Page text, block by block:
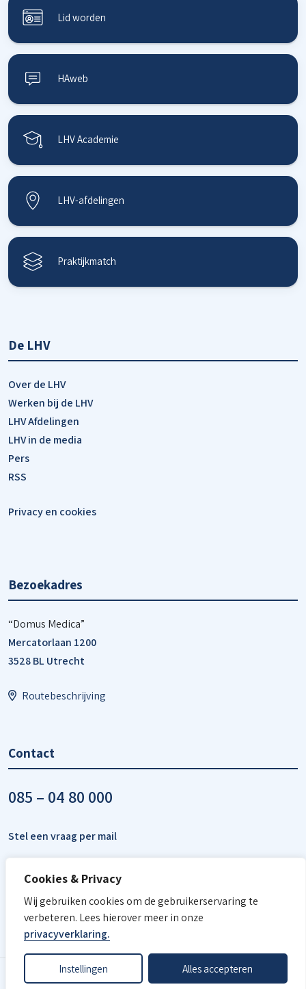
Cookies & Privacy
Wij gebruiken cookies om de gebruikerservaring te
verbeteren. Lees hierover meer in onze
privacyverklaring.
Instellingen Alles accepteren
Lid worden
HAweb
LHV Academie
LHV-afdelingen
Praktijkmatch
De LHV
Over de LHV
Werken bij de LHV
LHV Afdelingen
LHV in de media
Pers
RSS
Privacy en cookies
Bezoekadres
“Domus Medica”
Mercatorlaan 1200
3528 BL Utrecht
Routebeschrijving
Contact
085 – 04 80 000
Stel een vraag per mail
© LHV - 2026